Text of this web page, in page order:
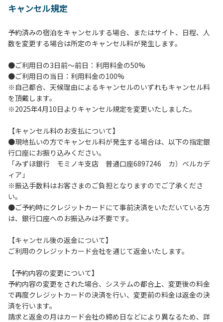
【施設全体に関する注意事項】
２.利用上のルールを遵守いただき、ご自身で事故防止に努め
てください。
４.場内を車で移動する場合は、徐行運転（5km/h以下）を
行ってください。
５.施設内は土足禁止です。
６.コテージ・ロッジ棟内は禁煙です。
７.ゴミは分別した上で、燃えるごみ以外は中身を洗い、チェ
８.不可抗力以外の事由により建造物、家具、備品、その他の
物品を損傷、紛失、汚染させた場合には、相当額を弁償して
いただくことがあります。
９.施設内（駐車場含む）での事故や盗難などにつきまして
は、一切の責任を負いかねます。
【コテージご利用上の注意事項ならびに禁止事項】
１.動物（ペット類）の同伴はご遠慮願います。
３.調度品などの持ち出しはしないでください。
４.ご訪問客とのコテージ内での面会はご遠慮願います。
６.周囲に迷惑となるような行為（夜間の大声での談笑等）や
他人に嫌悪感を与えるような行為はお止めください。
７.BBQ台（BBQコンロやグリル）は室内およびデッキ部分
は使用禁止です。使用の際は土面またはアスファルト面にて
床面から高さ60cm以上離してご利用ください。
キャンセル規定
予約済みの宿泊をキャンセルする場合、またはサイト、日程、人
数を変更する場合は所定のキャンセル料が発生します。
●ご利用日の3日前～前日：利用料金の50%
●ご利用日の当日：利用料金の100%
※自己都合、天候理由によるキャンセルのいずれもキャンセル料
を頂戴します。
※2025年4月10日よりキャンセル規定を変更いたしました。
【キャンセル料のお支払について】
●現地払いの方でキャンセル料が発生する場合は、以下の指定銀
行口座にお振り込みください。
「みずほ銀行 モミノキ支店 普通口座6897246 カ）ベルカデ
ィア」
※振込手数料はお客さまのご負担となりますのでご了承くださ
い。
●ご予約時にクレジットカードにて事前決済をいただいている方
は、銀行口座へのお振込みは不要です。
【キャンセル後の返金について】
ご利用のクレジットカード会社を通じて返金いたします。
【予約内容の変更について】
予約内容の変更をされた場合、システムの都合上、変更後の料金
で再度クレジットカードの決済を行い、変更前の料金は返金の決
済を行います。
請求と返金の月はカード会社の締め日などにより異なるため、詳